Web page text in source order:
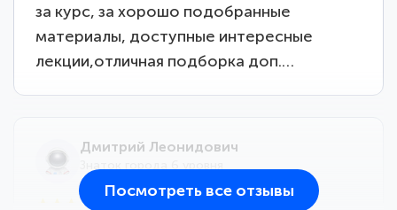
за курс, за хорошо подобранные
материалы, доступные интересные
лекции,отличная подборка доп.…
Дмитрий Леонидович
Посмотреть все отзывы